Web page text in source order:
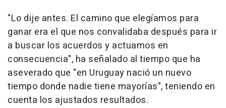
"Lo dije antes. El camino que elegíamos para
ganar era el que nos convalidaba después para ir
a buscar los acuerdos y actuamos en
consecuencia", ha señalado al tiempo que ha
aseverado que "en Uruguay nació un nuevo
tiempo donde nadie tiene mayorías", teniendo en
cuenta los ajustados resultados.